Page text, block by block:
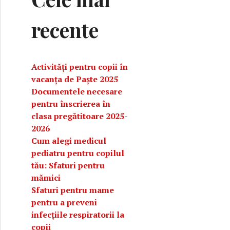
recente
Activități pentru copii în
vacanța de Paște 2025
Documentele necesare
pentru înscrierea în
clasa pregătitoare 2025-
2026
Cum alegi medicul
pediatru pentru copilul
tău: Sfaturi pentru
mămici
Sfaturi pentru mame
pentru a preveni
infecțiile respiratorii la
copii